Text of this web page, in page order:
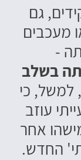
גם
מעכבים
-
בשלב
למשל, כי
עוזב
אחר
החדש.